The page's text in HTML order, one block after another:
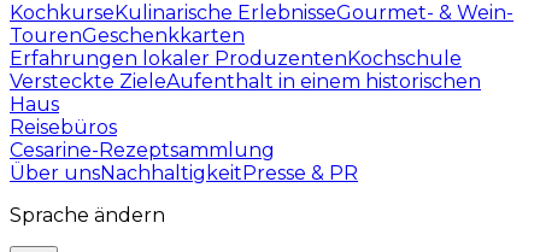
KochkurseKulinarische ErlebnisseGourmet- & Wein-
TourenGeschenkkarten
Erfahrungen lokaler ProduzentenKochschule
Versteckte ZieleAufenthalt in einem historischen
Haus
Reisebüros
Cesarine-Rezeptsammlung
Über unsNachhaltigkeitPresse & PR
Sprache ändern